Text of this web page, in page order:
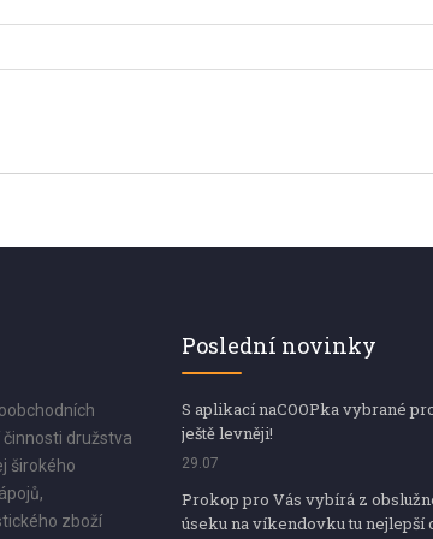
činnosti družstva
širokého
zboží
Poslední novinky
S aplikací naCOOPka vybrané
ještě levněji!
29.07
Prokop pro Vás vybírá z
úseku na víkendovku tu nejlepší